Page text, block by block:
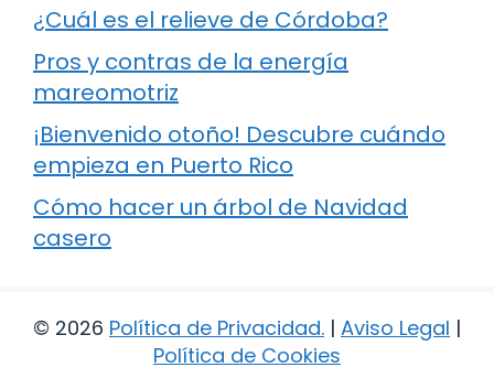
¿Cuál es el relieve de Córdoba?
Pros y contras de la energía
mareomotriz
¡Bienvenido otoño! Descubre cuándo
empieza en Puerto Rico
Cómo hacer un árbol de Navidad
casero
© 2026 Política de Privacidad. | Aviso Legal |
Política de Cookies